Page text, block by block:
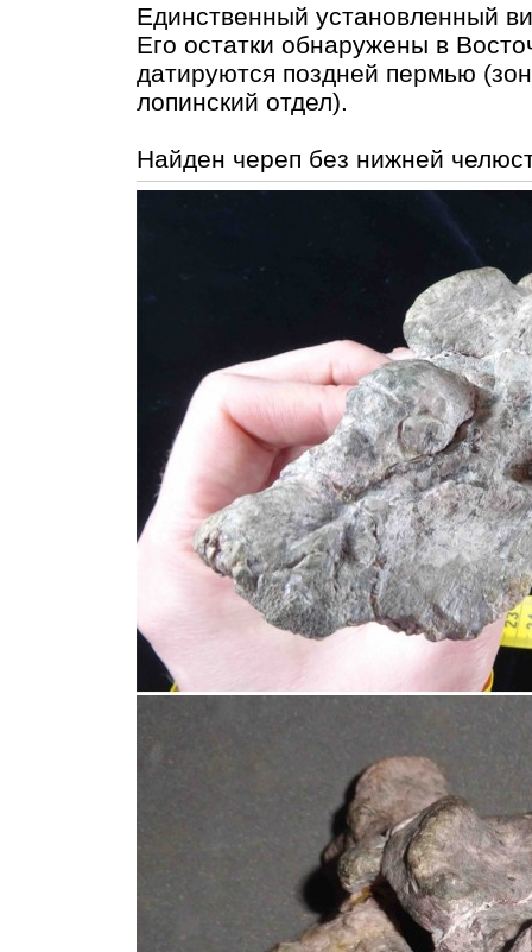
Единственный установленный
Его остатки обнаружены в
датируются поздней пермью
лопинский отдел).
Найден череп без нижней